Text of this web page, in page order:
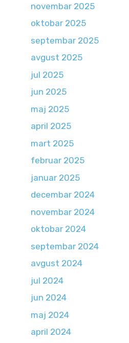
novembar 2025
oktobar 2025
septembar 2025
avgust 2025
jul 2025
jun 2025
maj 2025
april 2025
mart 2025
februar 2025
januar 2025
decembar 2024
novembar 2024
oktobar 2024
septembar 2024
avgust 2024
jul 2024
jun 2024
maj 2024
april 2024